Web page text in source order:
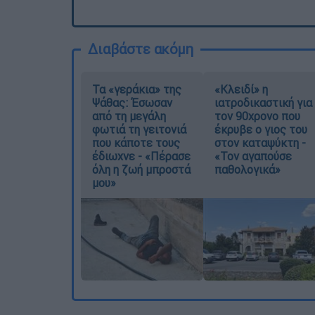
Διαβάστε ακόμη
Τα «γεράκια» της
Ψάθας: Έσωσαν
από τη μεγάλη
φωτιά τη γειτονιά
που κάποτε τους
έδιωχνε - «Πέρασε
όλη η ζωή μπροστά
μου»
«Κλειδί» η
ιατροδικαστική για
τον 90χρονο που
έκρυβε ο γιος του
στον καταψύκτη -
«Τον αγαπούσε
παθολογικά»